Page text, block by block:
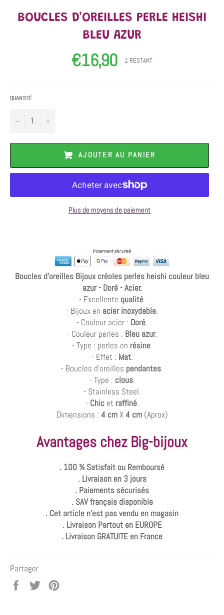
BOUCLES D'OREILLES PERLE HEISHI
BLEU AZUR
Prix
régulier
€16,90 1 RESTANT
QUANTITÉ
− +
AJOUTER AU PANIER
Plus de moyens de paiement
Boucles d'oreilles Bijoux créoles perles heishi couleur bleu
azur - Doré - Acier.
- Excellente qualité.
- Bijoux en acier inoxydable.
- Couleur acier : Doré.
- Couleur perles : Bleu azur.
- Type : perles en résine.
- Effet : Mat.
- Boucles d'oreilles pendantes.
- Type : clous.
- Stainless Steel.
- Chicet raffiné.
Dimensions : 4 cmX4 cm(Aprox)
Avantages chez Big-bijoux
. 100 % Satisfait ou Remboursé
. Livraison en 3 jours
. Paiements sécurisés
. SAV français disponible
. Cet article n'est pas vendu en magasin
. Livraison Partout en EUROPE
. Livraison GRATUITE en France
Partager
PartagerTweeter